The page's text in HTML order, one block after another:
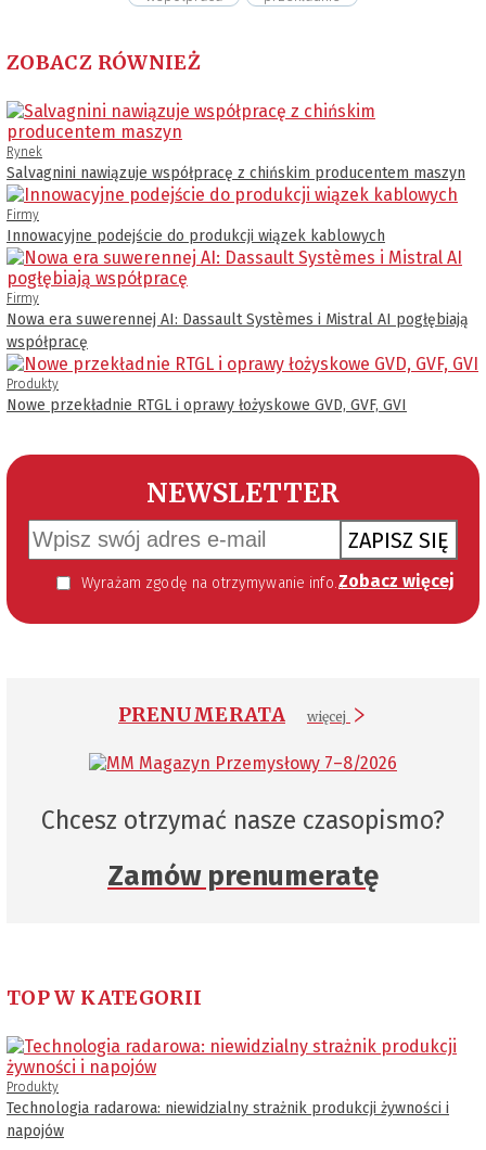
ZOBACZ RÓWNIEŻ
Rynek
Salvagnini nawiązuje współpracę z chińskim producentem maszyn
Firmy
Innowacyjne podejście do produkcji wiązek kablowych
Firmy
Nowa era suwerennej AI: Dassault Systèmes i Mistral AI pogłębiają
współpracę
Produkty
Nowe przekładnie RTGL i oprawy łożyskowe GVD, GVF, GVI
NEWSLETTER
ZAPISZ SIĘ
Wyrażam zgodę na otrzymywanie informacji handlowej kierowanej do mnie za pomocą środków komunikacji elektronicznej w szczególności poczty elektronicznej zgodnie z przepisem art. 10 ust 2 ustawy z dnia 18 lipca 2002 roku o świadczeniu usług drogą elektroniczną (Dz. U. 144 z 2002 r. poz. 1204). Zgoda jest dobrowolna, jednak jej wyrażenie jest konieczne, aby otrzymywać newsletter. Zobacz więcej
PRENUMERATA więcej
Chcesz otrzymać nasze czasopismo?
Zamów prenumeratę
TOP W KATEGORII
Produkty
Technologia radarowa: niewidzialny strażnik produkcji żywności i
napojów